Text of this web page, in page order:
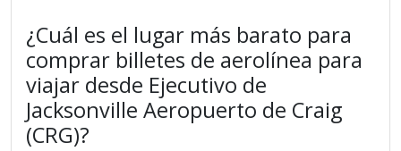
¿Cuál es el lugar más barato para
comprar billetes de aerolínea para
viajar desde Ejecutivo de
Jacksonville Aeropuerto de Craig
(CRG)?